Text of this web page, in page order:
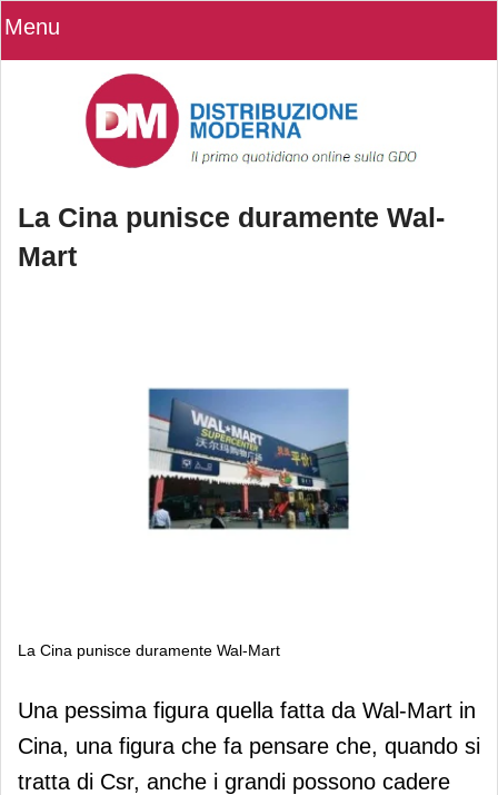
Menu
La Cina punisce duramente Wal-
Mart
La Cina punisce duramente Wal-Mart
La Cina punisce duramente Wal-Mart
Una pessima figura quella fatta da Wal-Mart in
Cina, una figura che fa pensare che, quando si
tratta di Csr, anche i grandi possono cadere